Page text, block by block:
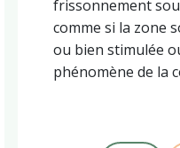
frissonnement
comme si la zone
ou bien stimulée
phénomène de la